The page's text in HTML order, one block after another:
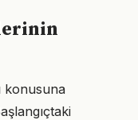
konusuna